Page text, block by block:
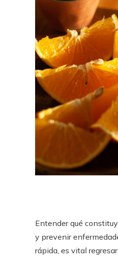
Entender qué
y prevenir
rápida, es vital